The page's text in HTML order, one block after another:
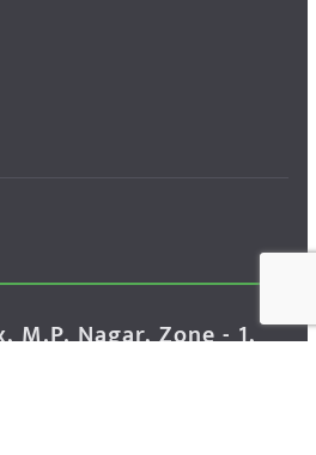
M.P. Nagar, Zone - 1,